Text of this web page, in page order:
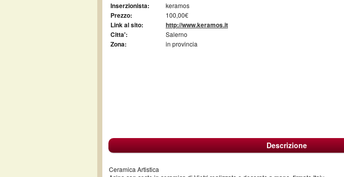
Inserzionista: keramos
Prezzo: 100,00€
Link al sito:
http://www.keramos.it
Citta':
Salerno
Zona: in provincia
Descrizione
Ceramica Artistica